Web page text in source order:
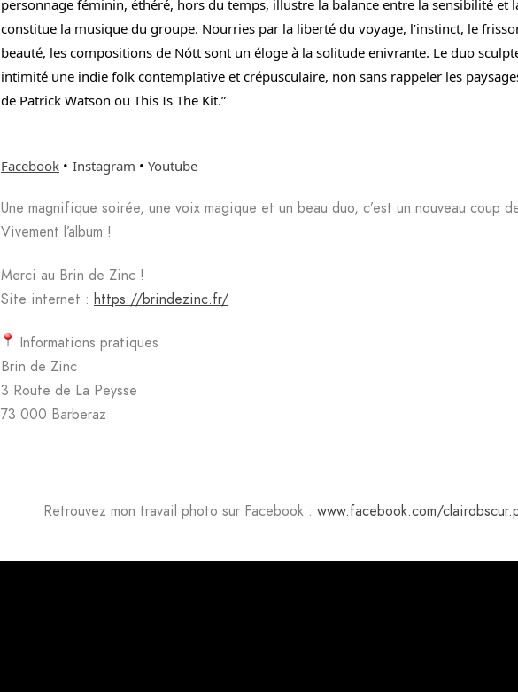
personnage féminin, éthéré, hors du temps, illustre la balance entre la sensibilité et
constitue la musique du groupe. Nourries par la liberté du voyage, l’instinct, le
beauté, les compositions de Nótt sont un éloge à la solitude enivrante. Le duo
intimité une indie folk contemplative et crépusculaire, non sans rappeler les
de Patrick Watson ou This Is The Kit.”
Facebook • Instagram • Youtube
Une magnifique soirée, une voix magique et un beau duo, c’est un nouveau coup
Vivement l’album !
Merci au Brin de Zinc !
Site internet : https://brindezinc.fr/
Informations pratiques
Brin de Zinc
3 Route de La Peysse
73 000 Barberaz
Retrouvez mon travail photo sur Facebook : www.facebook.com/